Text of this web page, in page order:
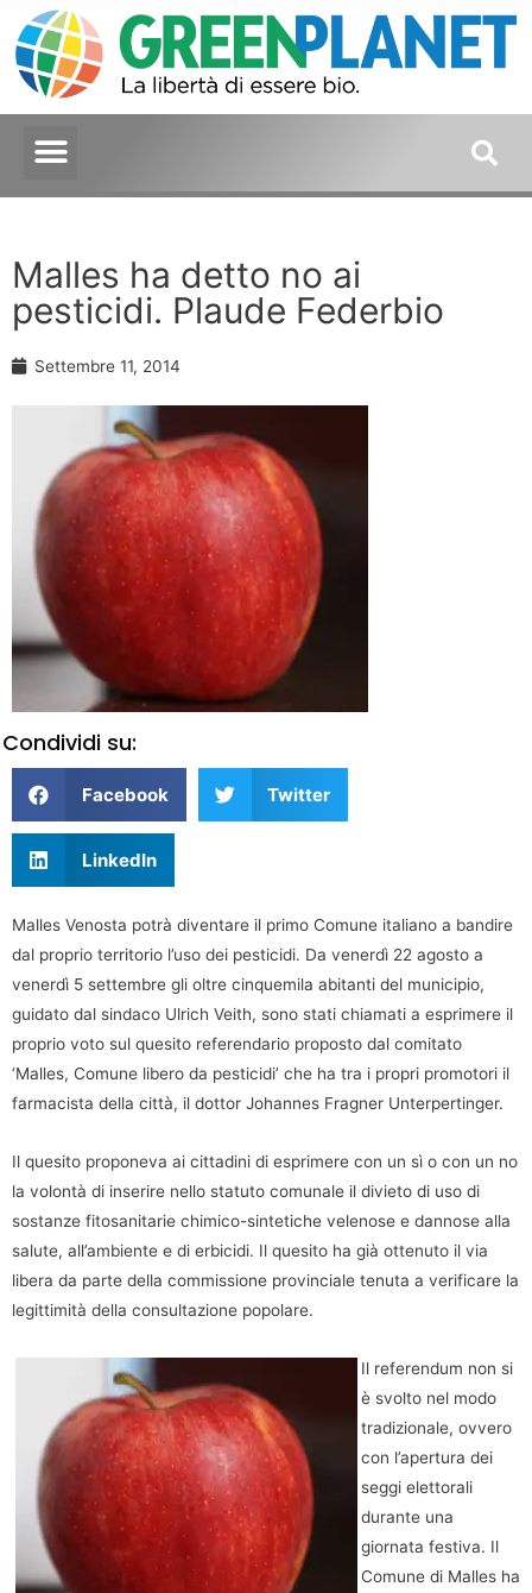
Malles ha detto no ai
pesticidi. Plaude Federbio
Settembre 11, 2014
Condividi su:
Facebook Twitter
LinkedIn
Malles Venosta potrà diventare il primo Comune italiano a bandire
dal proprio territorio l’uso dei pesticidi. Da venerdì 22 agosto a
venerdì 5 settembre gli oltre cinquemila abitanti del municipio,
guidato dal sindaco Ulrich Veith, sono stati chiamati a esprimere il
proprio voto sul quesito referendario proposto dal comitato
‘Malles, Comune libero da pesticidi’ che ha tra i propri promotori il
farmacista della città, il dottor Johannes Fragner Unterpertinger.
Il quesito proponeva ai cittadini di esprimere con un sì o con un no
la volontà di inserire nello statuto comunale il divieto di uso di
sostanze fitosanitarie chimico-sintetiche velenose e dannose alla
salute, all’ambiente e di erbicidi. Il quesito ha già ottenuto il via
libera da parte della commissione provinciale tenuta a verificare la
legittimità della consultazione popolare.
Il referendum non si
è svolto nel modo
tradizionale, ovvero
con l’apertura dei
seggi elettorali
durante una
giornata festiva. Il
Comune di Malles ha